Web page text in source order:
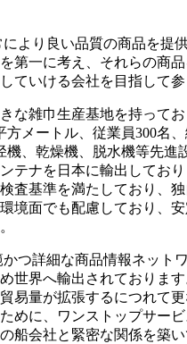
より良い品質の商品を提
第一に考え、それらの商
ていける会社を目指して参
な雑巾生産基地を持って
方メートル、従業員300名
機、乾燥機、脱水機等先進
テナを日本に輸出してお
査基準を満たしており、
境面でも配慮しており、
つ詳細な商品情報ネット
世界へ輸出されておりま
易量が拡張するにつれて
めに、ワンストップサービ
船会社と緊密な関係を築